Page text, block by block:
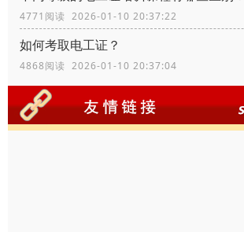
4771阅读 2026-01-10 20:37:22
如何考取电工证？
4868阅读 2026-01-10 20:37:04